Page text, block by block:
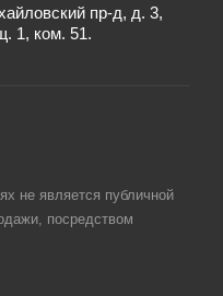
пр-д, д. 3,
1, ком. 51.
не является публичной
посредством